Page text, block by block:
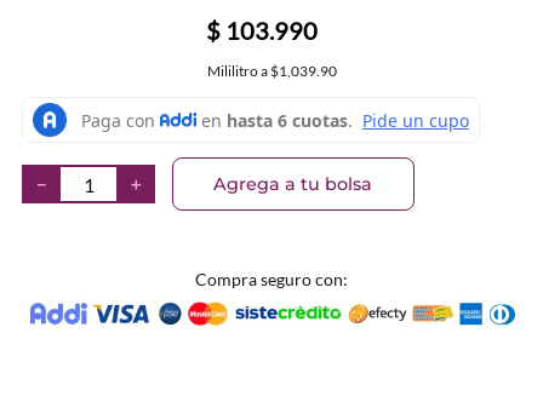
$ 103.990
Mililitroa $1,039.90
＋
－ Agrega a tu bolsa
Compra seguro con: